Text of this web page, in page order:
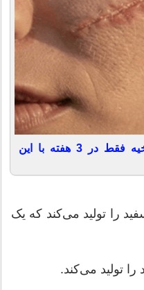
کاهش چشمگیر جای زخم و بخیه فقط در 3 هفته با این
را تولید مى‌کند که یک
تولید مى‌کند.